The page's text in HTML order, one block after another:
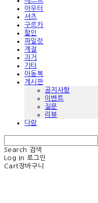
아우터
셔츠
구르카
할인
파일럿
계절
과거
기타
아동복
게시판
공지사항
이벤트
질문
리뷰
다람
Search
검색
Log In 로그인
Cart장바구니